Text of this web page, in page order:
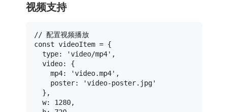
视频支持
// 配置视频播放
const videoItem = {
type: 'video/mp4' ,
video: {
mp4: 'video.mp4' ,
poster:
'video-poster.jpg'
  },
w: 1280,